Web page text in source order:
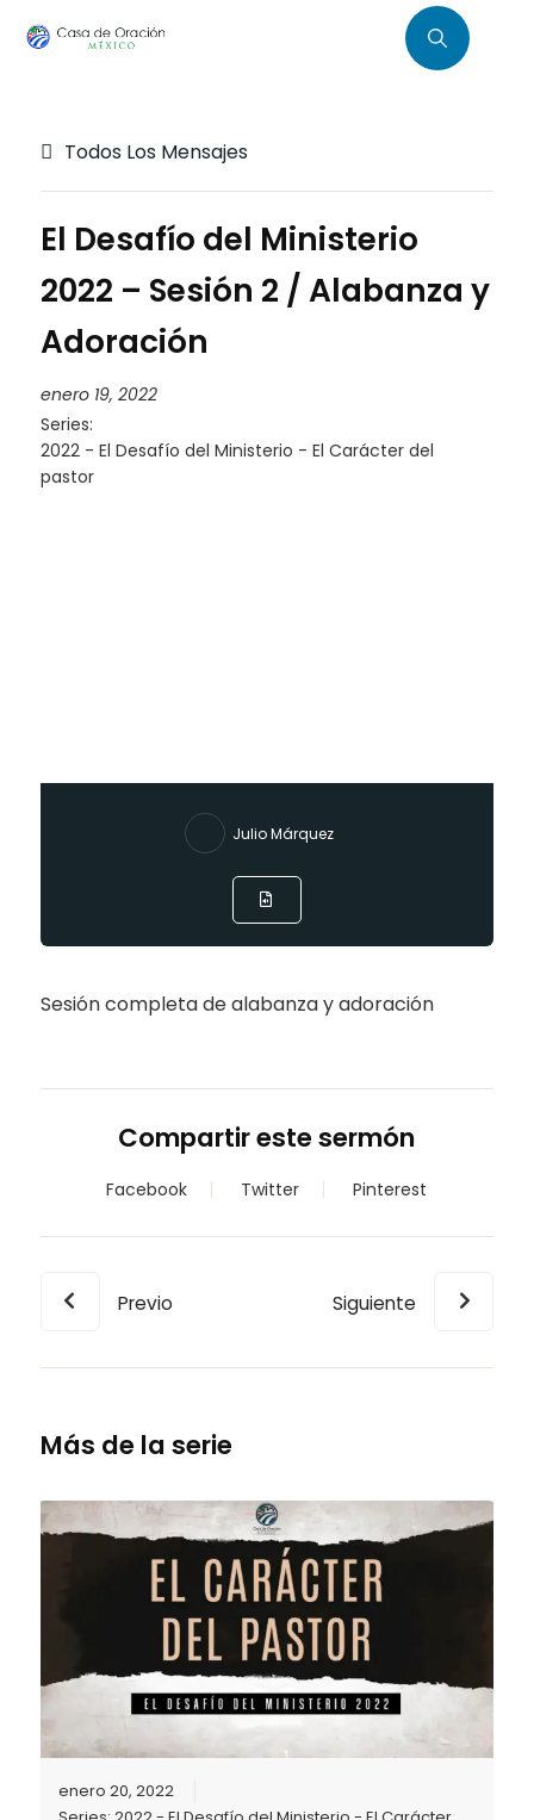
Todos Los Mensajes
El Desafío del Ministerio
2022 – Sesión 2 / Alabanza y
Adoración
enero 19, 2022
Series:
2022 - El Desafío del Ministerio - El Carácter del
pastor
Julio Márquez
Sesión completa de alabanza y adoración
Compartir este sermón
Facebook Twitter Pinterest
Previo Siguiente
Más de la serie
enero 20, 2022